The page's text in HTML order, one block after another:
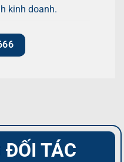
kinh doanh.
ĐỐI TÁC